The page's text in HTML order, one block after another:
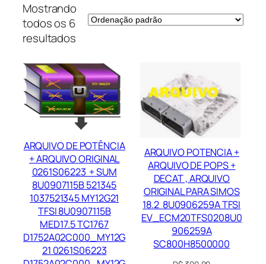
Mostrando
todos os 6
resultados
ARQUIVO DE POTÊNCIA
+ ARQUIVO ORIGINAL
0261S06223 + SUM
8U0907115B 521345
1037521345 MY12G21
TFSI 8U0907115B
MED17.5 TC1767
D1752A02C000_MY12G
21 0261S06223
ARQUIVO POTENCIA +
ARQUIVO DE POPS +
DECAT , ARQUIVO
ORIGINAL PARA SIMOS
18.2 8U0906259A TFSI
EV_ECM20TFS0208U0
906259A
SC800H8500000